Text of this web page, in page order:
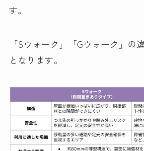
す。
「Sウォーク」「Gウォーク」の
となります。